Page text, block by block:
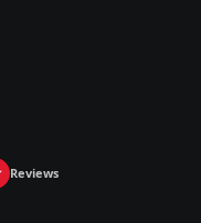
Reviews